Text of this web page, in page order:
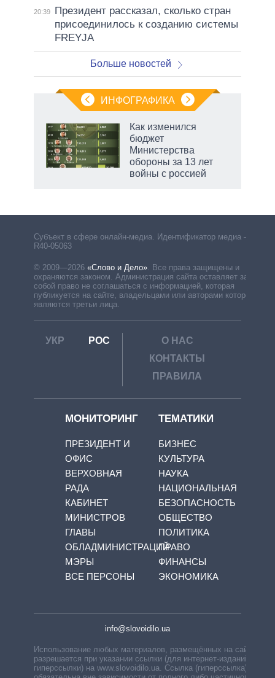
20:39
Президент рассказал, сколько стран
присоединилось к созданию системы
FREYJA
Больше новостей
ИНФОГРАФИКА
Как изменился
бюджет
Министерства
обороны за 13 лет
войны с россией
Субъект в сфере онлайн-медиа. Идентификатор медиа –
R40-05063
© 2009—2026 «Слово и Дело» Все права защищены и
охраняются законом. Администрация сайта оставляет за
собой право не соглашаться с информацией, которая
публикуется на сайте, владельцами или авторами которой
являются третьи лица.
УКР РОС
О НАС
КОНТАКТЫ
ПРАВИЛА
МОНИТОРИНГ
ПРЕЗИДЕНТ И
ОФИС
ВЕРХОВНАЯ
РАДА
КАБИНЕТ
МИНИСТРОВ
ГЛАВЫ
ОБЛАДМИНИСТРАЦИЙ
МЭРЫ
ВСЕ ПЕРСОНЫ
ТЕМАТИКИ
БИЗНЕС
КУЛЬТУРА
НАУКА
НАЦИОНАЛЬНАЯ
БЕЗОПАСНОСТЬ
ОБЩЕСТВО
ПОЛИТИКА
ПРАВО
ФИНАНСЫ
ЭКОНОМИКА
info@slovoidilo.ua
Использование любых материалов, размещённых на сайте,
разрешается при указании ссылки (для интернет-изданий —
гиперссылки) на www.slovoidilo.ua. Ссылка (гиперссылка)